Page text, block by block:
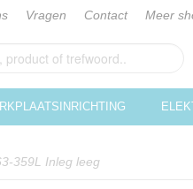
Vragen Contact Meer
359L Inleg leeg